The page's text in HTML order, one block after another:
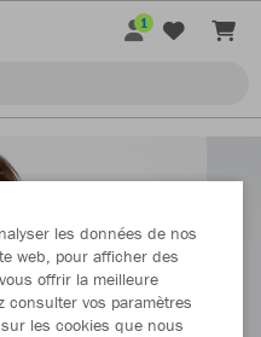
1
les données de nos
web, pour afficher des
offrir la meilleure
consulter vos paramètres
les cookies que nous